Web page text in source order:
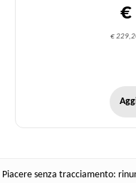
€
€
Piacere senza tracciamento: